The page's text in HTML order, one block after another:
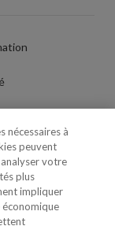
nécessaires à
peuvent
votre
plus
impliquer
économique